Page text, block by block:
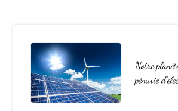
Notre
pénurie